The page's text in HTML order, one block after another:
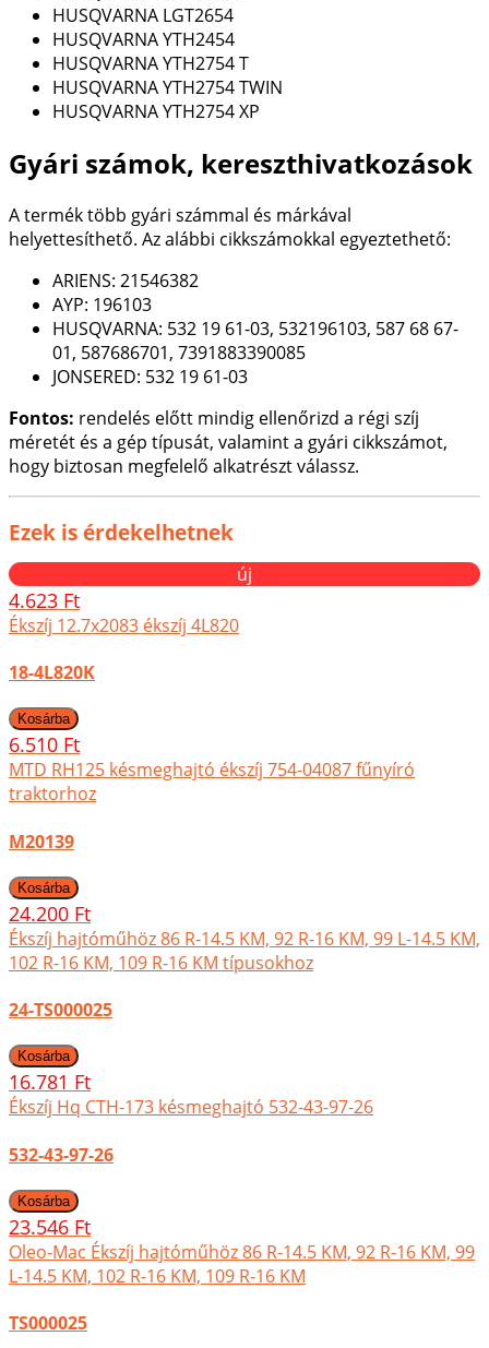
HUSQVARNA LGT2654
HUSQVARNA YTH2454
HUSQVARNA YTH2754 T
HUSQVARNA YTH2754 TWIN
HUSQVARNA YTH2754 XP
Gyári számok, kereszthivatkozások
A termék több gyári számmal és márkával
helyettesíthető. Az alábbi cikkszámokkal egyeztethető:
ARIENS: 21546382
AYP: 196103
HUSQVARNA: 532 19 61-03, 532196103, 587 68 67-
01, 587686701, 7391883390085
JONSERED: 532 19 61-03
Fontos: rendelés előtt mindig ellenőrizd a régi szíj
méretét és a gép típusát, valamint a gyári cikkszámot,
hogy biztosan megfelelő alkatrészt válassz.
Ezek is érdekelhetnek
új
4.623 Ft
Ékszíj 12.7x2083 ékszíj 4L820
18-4L820K
6.510 Ft
MTD RH125 késmeghajtó ékszíj 754-04087 fűnyíró
traktorhoz
M20139
24.200 Ft
Ékszíj hajtóműhöz 86 R-14.5 KM, 92 R-16 KM, 99 L-14.5 KM,
102 R-16 KM, 109 R-16 KM típusokhoz
24-TS000025
16.781 Ft
Ékszíj Hq CTH-173 késmeghajtó 532-43-97-26
532-43-97-26
23.546 Ft
Oleo-Mac Ékszíj hajtóműhöz 86 R-14.5 KM, 92 R-16 KM, 99
L-14.5 KM, 102 R-16 KM, 109 R-16 KM
TS000025